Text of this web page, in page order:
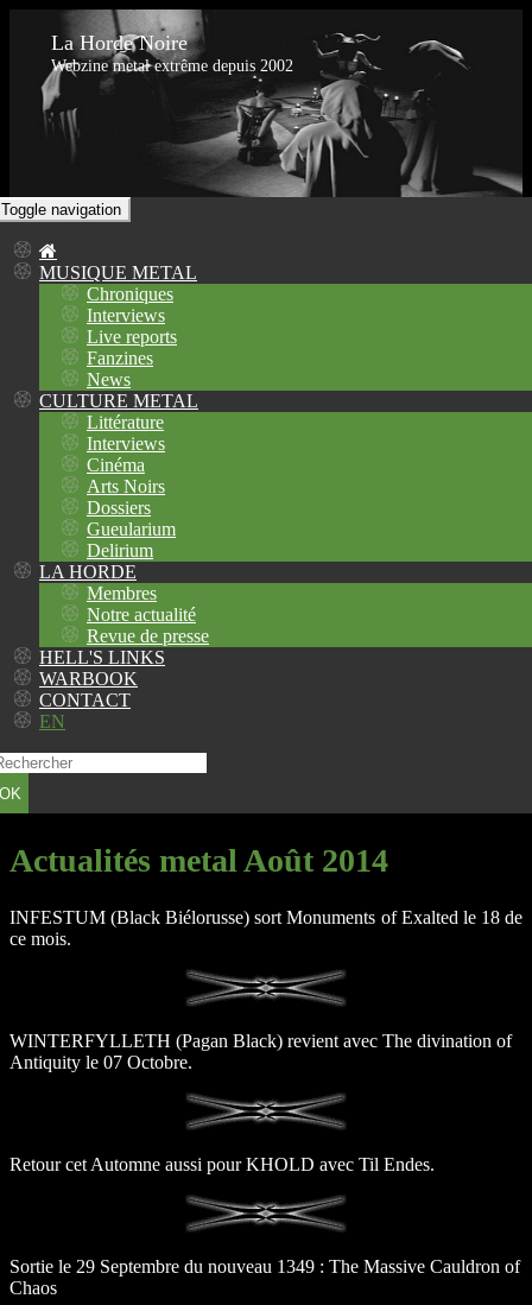
La Horde Noire
Webzine metal extrême depuis 2002
Toggle navigation
MUSIQUE METAL
Chroniques
Interviews
Live reports
Fanzines
News
CULTURE METAL
Littérature
Interviews
Cinéma
Arts Noirs
Dossiers
Gueularium
Delirium
LA HORDE
Membres
Notre actualité
Revue de presse
HELL'S LINKS
WARBOOK
CONTACT
EN
OK
Actualités metal Août 2014
INFESTUM (Black Biélorusse) sort Monuments of Exalted le 18 de
ce mois.
WINTERFYLLETH (Pagan Black) revient avec The divination of
Antiquity le 07 Octobre.
Retour cet Automne aussi pour KHOLD avec Til Endes.
Sortie le 29 Septembre du nouveau 1349 : The Massive Cauldron of
Chaos